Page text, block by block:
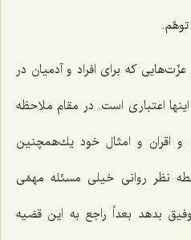
كه برای افراد و آدمیان در
اعتباری است. در مقام ملاحظه
و اقران و امثال خود یك‌همچنین
نظر روانی خیلی مسئله مهمّی
بدهد بعداً راجع به این قضیه